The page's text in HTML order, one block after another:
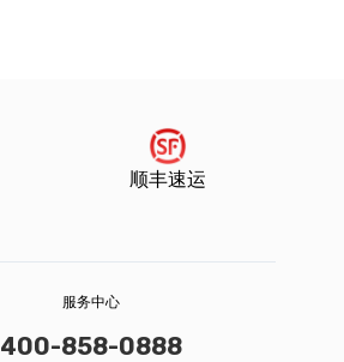
顺丰速运
服务中心
400-858-0888